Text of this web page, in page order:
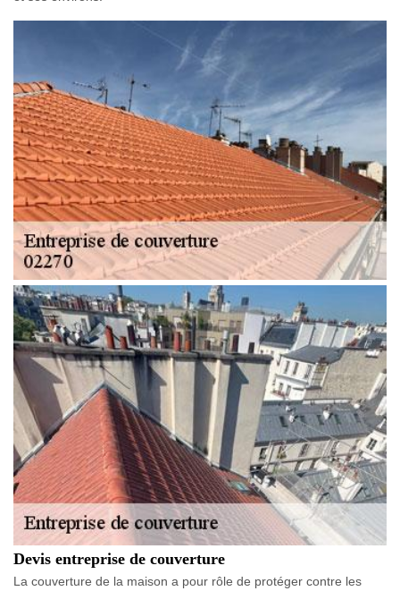
Devis entreprise de couverture
La couverture de la maison a pour rôle de protéger contre les